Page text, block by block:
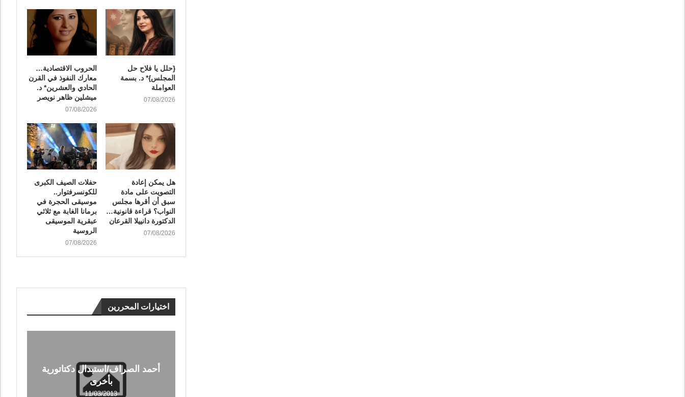
{حلل يا فلاح حل
المجلس}* د. بسمة
العواملة
07/08/2026
الحروب الاقتصادية…
معارك النفوذ في القرن
الحادي والعشرين* د.
ميشلين ظاهر نويصر
07/08/2026
هل يمكن إعادة
التصويت على مادة
سبق أن أقرها مجلس
النواب؟ قراءة قانونية…
الدكتورة دانييلا القرعان
07/08/2026
​حفلات الصيف الكبرى
للكونسرفتوار..
موسيقى الحجرة في
برمانا الغابة مع ثلاثي
عبقرية الموسيقى
الروسية
07/08/2026
اختيارات المحررين
أحمد الصراف/استبدال دكتاتورية
بأخرى
11/03/2013